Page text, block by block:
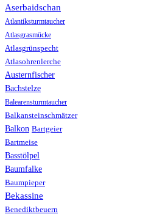
Aserbaidschan
Atlantiksturmtaucher
Atlasgrasmücke
Atlasgrünspecht
Atlasohrenlerche
Austernfischer
Bachstelze
Balearensturmtaucher
Balkansteinschmätzer
Balkon Bartgeier
Bartmeise
Basstölpel
Baumfalke
Baumpieper
Bekassine
Benediktbeuern